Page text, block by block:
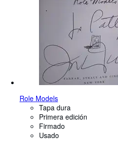
Role Models
Tapa dura
Primera edición
Firmado
Usado